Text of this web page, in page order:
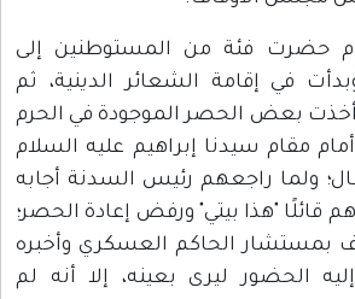
27- بتاريخ 20/7/72م حضرت فئة من المستوطنين إلى
في إقامة الشعائر الدينية، ثم
بعض الحصر الموجودة في الحرم
مقام سيدنا إبراهيم عليه السلام
ولما راجعهم رئيس السدنة أجابه
قائلًا "هذا بيتي" ورفض إعادة الحصر؛
بمستشار الحاكم العسكري وأخبره
الحضور ليرى بعينه، إلا أنه لم